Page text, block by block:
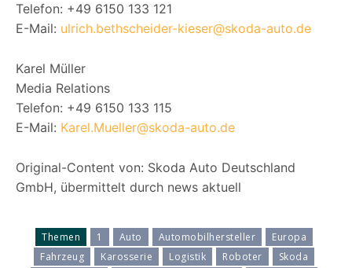
Telefon: +49 6150 133 121
E-Mail: ulrich.bethscheider-kieser@skoda-auto.de
Karel Müller
Media Relations
Telefon: +49 6150 133 115
E-Mail: Karel.Mueller@skoda-auto.de
Original-Content von: Skoda Auto Deutschland
GmbH, übermittelt durch news aktuell
Themen 1 Auto Automobilhersteller
Europa
Fahrzeug
Karosserie Logistik Roboter
Skoda